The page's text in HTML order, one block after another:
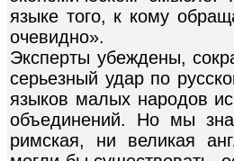
языке того, к кому
очевидно».
Эксперты убеждены,
серьезный удар по
языков малых народов
объединений. Но мы
римская, ни великая